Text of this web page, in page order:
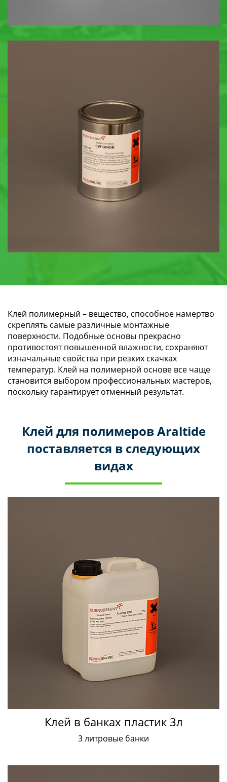
Клей полимерный – вещество, способное намертво
скреплять самые различные монтажные
поверхности. Подобные основы прекрасно
противостоят повышенной влажности, сохраняют
изначальные свойства при резких скачках
температур. Клей на полимерной основе все чаще
становится выбором профессиональных мастеров,
поскольку гарантирует отменный результат.
Клей для полимеров Araltide
поставляется в следующих
видах
Клей в банках пластик 3л
3 литровые банки